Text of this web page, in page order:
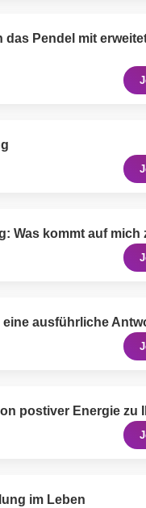
das Pendel mit
Was kommt auf mich
eine ausführliche
postiver Energie zu
im Leben